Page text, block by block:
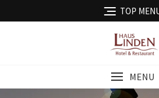
TOP
MENU